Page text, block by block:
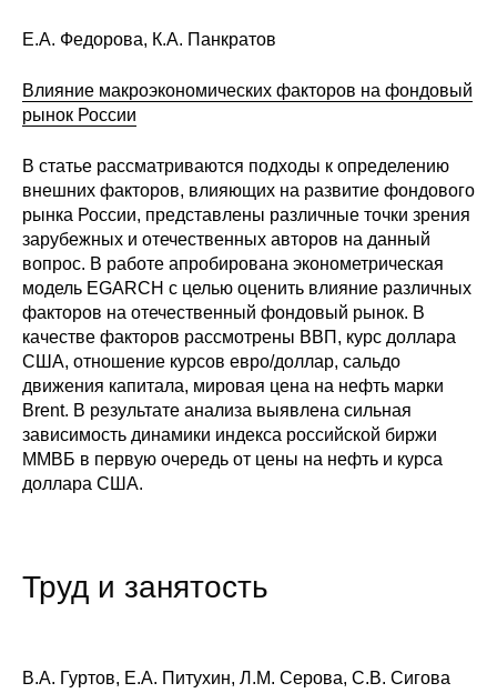
Контакты
Е.А. Федорова, К.А. Панкратов
Влияние макроэкономических факторов на фондовый
рынок России
В статье рассматриваются подходы к определению
внешних факторов, влияющих на развитие фондового
рынка России, представлены различные точки зрения
зарубежных и отечественных авторов на данный
вопрос. В работе апробирована эконометрическая
модель EGARCH c целью оценить влияние различных
факторов на отечественный фондовый рынок. В
качестве факторов рассмотрены ВВП, курс доллара
США, отношение курсов евро/доллар, сальдо
движения капитала, мировая цена на нефть марки
Brent. В результате анализа выявлена сильная
зависимость динамики индекса российской биржи
ММВБ в первую очередь от цены на нефть и курса
доллара США.
Труд и занятость
В.А. Гуртов, Е.А. Питухин, Л.М. Серова, С.В. Сигова